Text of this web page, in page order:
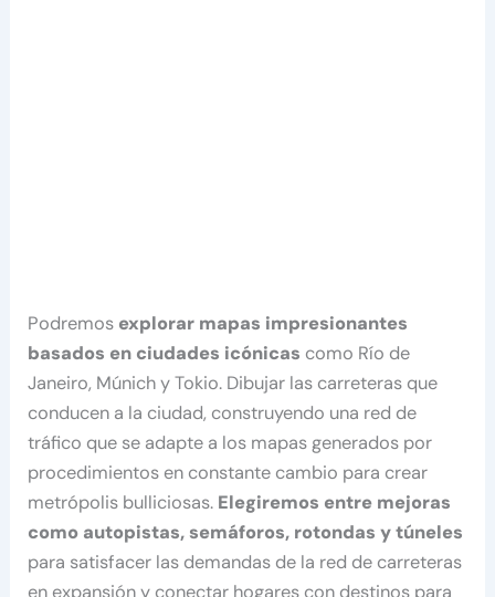
Podremos explorar mapas impresionantes
basados ​​en ciudades icónicas como Río de
Janeiro, Múnich y Tokio. Dibujar las carreteras que
conducen a la ciudad, construyendo una red de
tráfico que se adapte a los mapas generados por
procedimientos en constante cambio para crear
metrópolis bulliciosas. Elegiremos entre mejoras
como autopistas, semáforos, rotondas y túneles
para satisfacer las demandas de la red de carreteras
en expansión y conectar hogares con destinos para